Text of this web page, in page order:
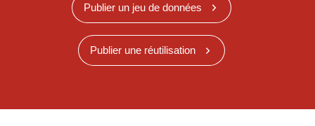
Publier un jeu de données
Publier une réutilisation